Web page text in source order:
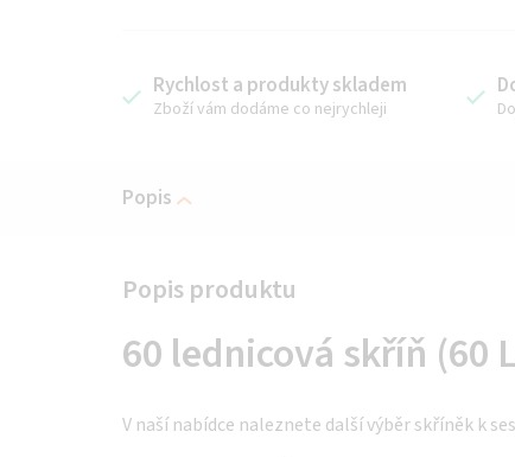
Rychlost a produkty skladem
Zboží vám dodáme co nejrychleji
Popis
60 lednicová skříň (60
V naší nabídce naleznete další výběr skříněk k